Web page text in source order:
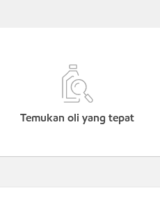
Temukan oli yang tepat